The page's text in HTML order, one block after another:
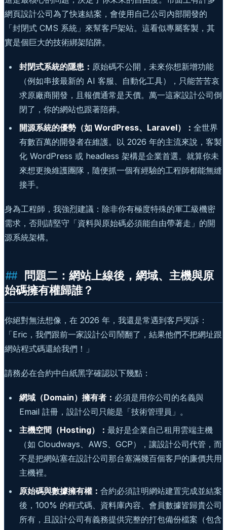
網頁設計公司為了快速結案，會使用自己公司內部開發的
「封閉式 CMS 系統」來幫客戶架站。這看似專屬客製，其
實是個巨大的技術綁架陷阱。
封閉式系統的隱患： 原始碼不公開，未來你想新增功能
（例如串接最新的 AI 客服、自動化工具），只能苦苦哀
求原廠商開發，且報價通常是天價。萬一這家設計公司倒
閉了，你的網站也跟著陪葬。
開源系統的優勢（如 WordPress、Laravel）： 全世界
有數百萬的開發者在維護。以 2026 年的主流來說，客製
化 WordPress 或 headless 架構是企業首選。就算你未
來想更換維護團隊，隨便抓一個有經驗的工程師都能無縫
接手。
身為工程師，我強烈建議：除非你有極度特殊的軍工級機密
需求，否則請堅守「資料與原始碼必須能自由帶著走」的開
源系統架構。
問題二：網站上線後，網域、主機與原
始碼擁有權歸誰？
你絕對無法想像，在 2026 年，我還是常遇到客戶哭訴：
「Eric，我們跟前一家設計公司鬧翻了，結果他們不把網址跟
網站程式碼還給我們！」
請務必在合約中白紙黑字確認以下幾點：
網域（Domain）擁有者： 必須是用你公司的名義與
Email 註冊，設計公司只能是「技術管理員」。
主機空間（Hosting）： 最好是企業自己租用雲端主機
（如 Cloudways、AWS、GCP），讓設計公司代管，而
不是把網站塞在設計公司那台塞滿幾百個客戶的廉價共用
主機裡。
原始碼與數據擁有權： 合約必須註明網站建置完成並結案
後，100% 的程式碼、資料庫內容、會員數據皆歸貴公司
所有，且設計公司有義務提供完整的打包備份檔案（包含